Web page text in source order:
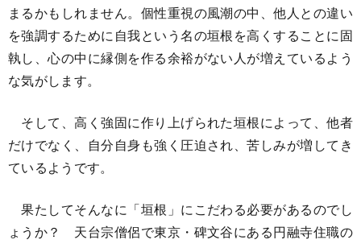
まるかもしれません。個性重視の風潮の中、他人との違い
を強調するために自我という名の垣根を高くすることに固
執し、心の中に縁側を作る余裕がない人が増えているよう
な気がします。
そして、高く強固に作り上げられた垣根によって、他者
だけでなく、自分自身も強く圧迫され、苦しみが増してき
ているようです。
果たしてそんなに「垣根」にこだわる必要があるのでし
ょうか？ 天台宗僧侶で東京・碑文谷にある円融寺住職の